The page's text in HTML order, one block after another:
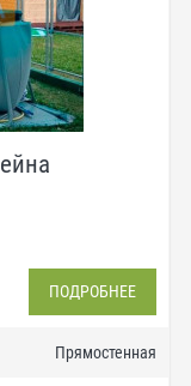
ПОДРОБНЕЕ
Прямостенная